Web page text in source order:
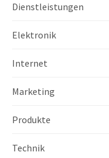
Dienstleistungen
Elektronik
Internet
Marketing
Produkte
Technik